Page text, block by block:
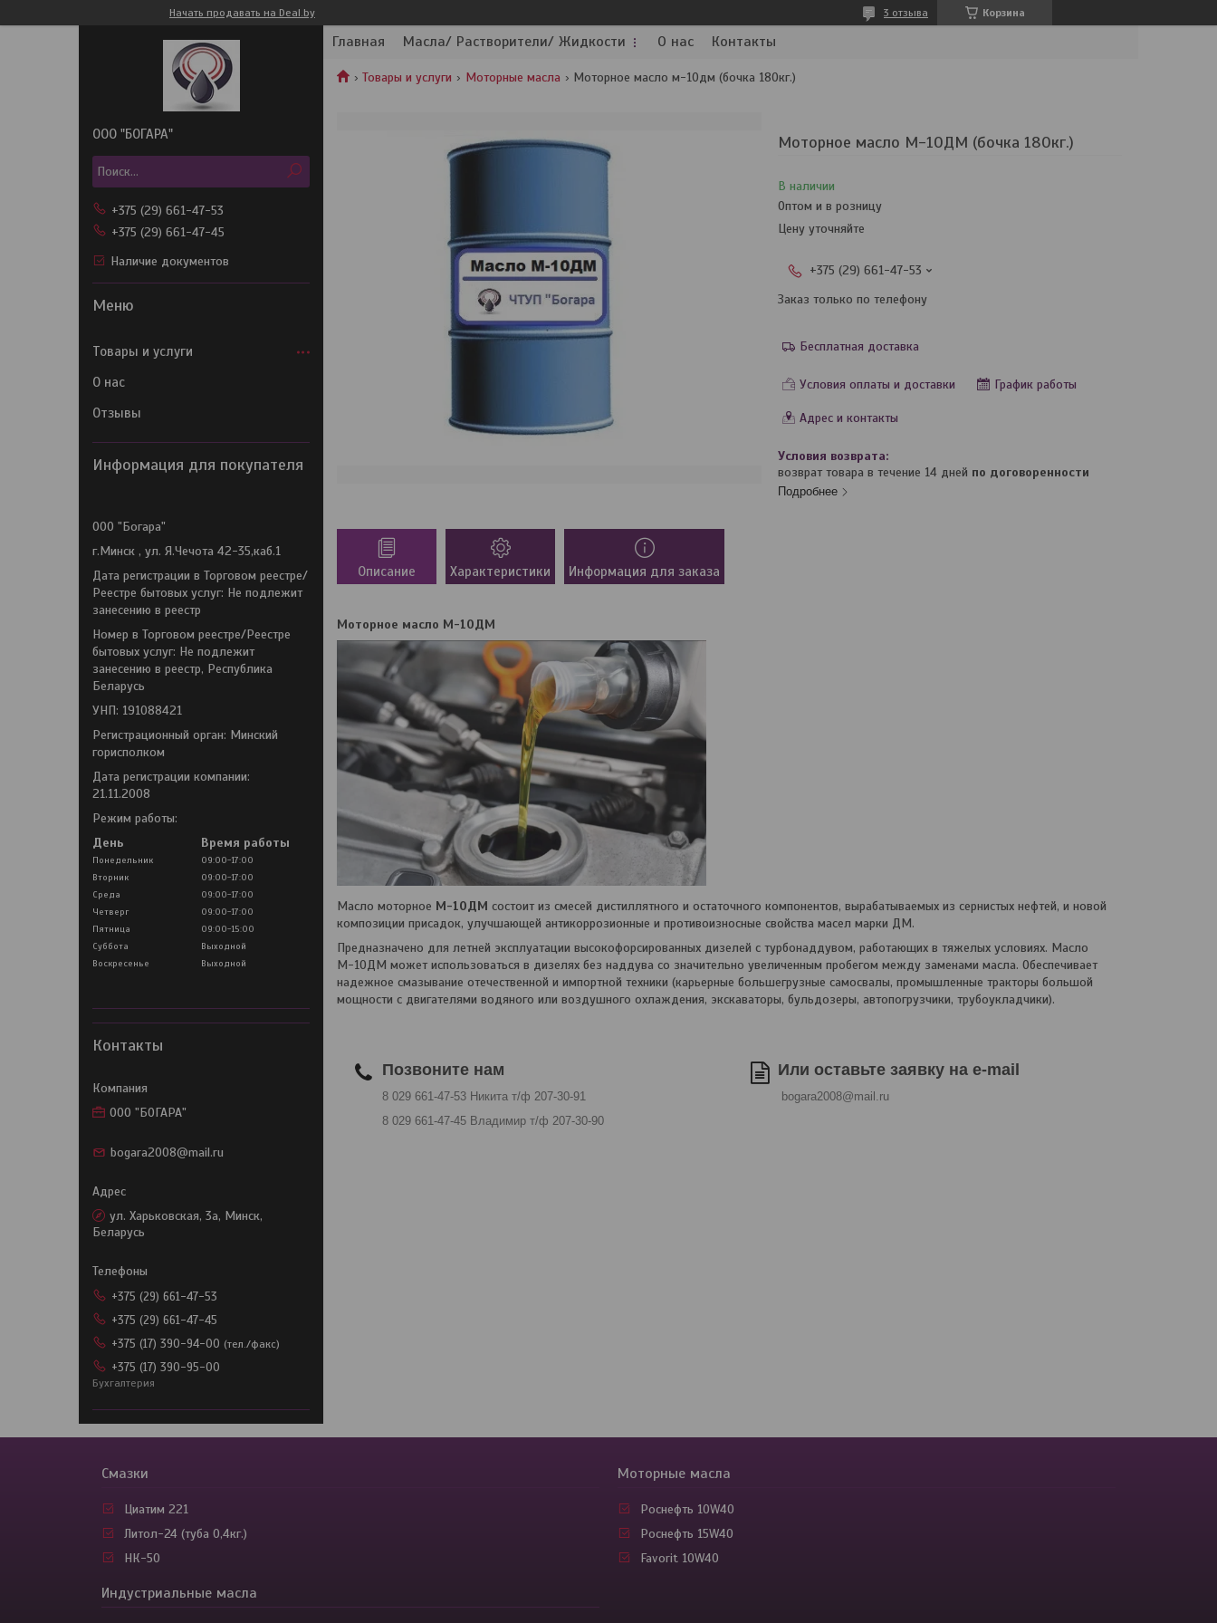
Начать продавать на Deal.by Корзина
3 отзыва
Главная Масла/ Растворители/ Жидкости О нас Контакты
Товары и услуги Моторные масла Моторное масло м-10дм (бочка 180кг.)
Моторное масло М-10ДМ (бочка 180кг.)
В наличии
Оптом и в розницу
Цену уточняйте
+375 (29) 661-47-53
Заказ только по телефону
Бесплатная доставка
Условия оплаты и доставки График работы
Адрес и контакты
возврат товара в течение 14 дней по договоренности
Подробнее
Описание Характеристики Информация для заказа
Моторное масло М-10ДМ
Масло моторное М-10ДМ состоит из смесей дистиллятного и остаточного компонентов, вырабатываемых из сернистых нефтей, и новой
композиции присадок, улучшающей антикоррозионные и противоизносные свойства масел марки ДМ.
Предназначено для летней эксплуатации высокофорсированных дизелей с турбонаддувом, работающих в тяжелых условиях. Масло
М-10ДМ может использоваться в дизелях без наддува со значительно увеличенным пробегом между заменами масла. Обеспечивает
надежное смазывание отечественной и импортной техники (карьерные большегрузные самосвалы, промышленные тракторы большой
мощности с двигателями водяного или воздушного охлаждения, экскаваторы, бульдозеры, автопогрузчики, трубоукладчики).
Позвоните нам
8 029 661-47-53 Никита т/ф 207-30-91
8 029 661-47-45 Владимир т/ф 207-30-90
Или оставьте заявку на e-mail
bogara2008@mail.ru
OOO "БОГАРА"
+375 (29) 661-47-53
+375 (29) 661-47-45
Наличие документов
Товары и услуги
О нас
Отзывы
Информация для покупателя
OOO "Богара"
г.Минск , ул. Я.Чечота 42-35,каб.1
Дата регистрации в Торговом реестре/
Реестре бытовых услуг: Не подлежит
занесению в реестр
Номер в Торговом реестре/Реестре
бытовых услуг: Не подлежит
занесению в реестр, Республика
Беларусь
УНП: 191088421
Регистрационный орган: Минский
горисполком
Дата регистрации компании:
21.11.2008
Режим работы:
День
Время работы
Понедельник
09:00-17:00
Вторник
09:00-17:00
Среда
09:00-17:00
Четверг
09:00-17:00
Пятница
09:00-15:00
Суббота
Выходной
Воскресенье
Выходной
Контакты
OOO "БОГАРА"
bogara2008@mail.ru
ул. Харьковская, 3а, Минск,
Беларусь
+375 (29) 661-47-53
+375 (29) 661-47-45
+375 (17) 390-94-00
тел./факс
+375 (17) 390-95-00
Бухгалтерия
Смазки
Циатим 221
Литол-24 (туба 0,4кг.)
НК-50
Моторные масла
Роснефть 10W40
Роснефть 15W40
Favorit 10W40
Индустриальные масла